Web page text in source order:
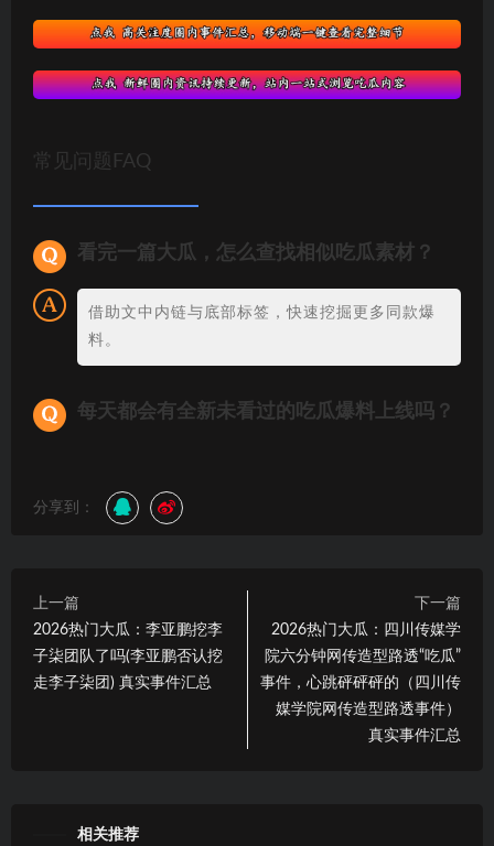
常见问题FAQ
看完一篇大瓜，怎么查找相似吃瓜素材？
借助文中内链与底部标签，快速挖掘更多同款爆
料。
每天都会有全新未看过的吃瓜爆料上线吗？
分享到：
上一篇
2026热门大瓜：李亚鹏挖李
子柒团队了吗(李亚鹏否认挖
走李子柒团) 真实事件汇总
下一篇
2026热门大瓜：四川传媒学
院六分钟网传造型路透“吃瓜”
事件，心跳砰砰砰的（四川传
媒学院网传造型路透事件）
真实事件汇总
相关推荐